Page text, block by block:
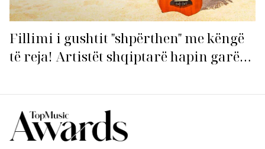
Fillimi i gushtit "shpërthen" me këngë
të reja! Artistët shqiptarë hapin garën